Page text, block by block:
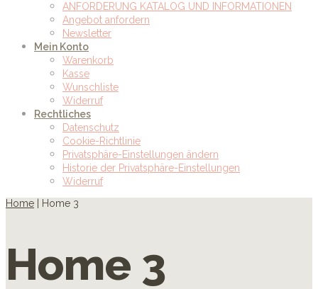
ANFORDERUNG KATALOG UND INFORMATIONEN
Angebot anfordern
Newsletter
Mein Konto
Warenkorb
Kasse
Wunschliste
Widerruf
Rechtliches
Datenschutz
Cookie-Richtlinie
Privatsphäre-Einstellungen ändern
Historie der Privatsphäre-Einstellungen
Widerruf
Home
Home 3
Home 3